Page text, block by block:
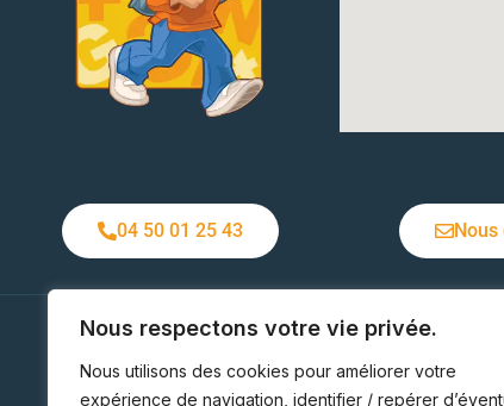
Nous respectons votre vie privée.
Nous utilisons des cookies pour améliorer votre
expérience de navigation, identifier / repérer
04 50 01 25 43
Ecole Jeanne d'Arc
1 rue du Belvédère
74150 Rumilly